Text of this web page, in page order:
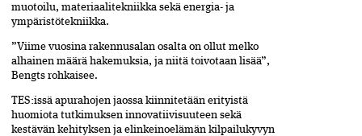
muotoilu, materiaalitekniikka sekä energia- ja
ympäristötekniikka.
”Viime vuosina rakennusalan osalta on ollut melko
alhainen määrä hakemuksia, ja niitä toivotaan lisää”,
Bengts rohkaisee.
TES:issä apurahojen jaossa kiinnitetään erityistä
huomiota tutkimuksen innovatiivisuuteen sekä
kestävän kehityksen ja elinkeinoelämän kilpailukyvyn